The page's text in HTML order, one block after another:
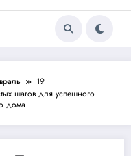
19
шагов для успешного
дома